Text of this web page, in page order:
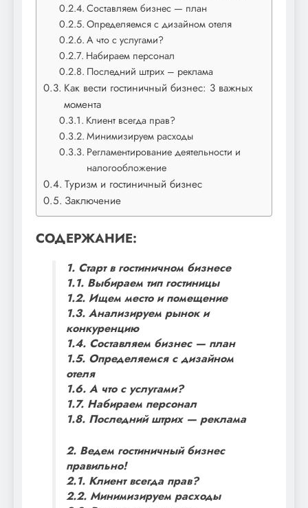
Составляем бизнес — план
Определяемся с дизайном отеля
А что с услугами?
Набираем персонал
Последний штрих – реклама
Как вести гостиничный бизнес: 3 важных
момента
Клиент всегда прав?
Минимизируем расходы
Регламентирование деятельности и
налогообложение
Туризм и гостиничный бизнес
Заключение
СОДЕРЖАНИЕ:
1. Старт в гостиничном бизнесе
1.1. Выбираем тип гостиницы
1.2. Ищем место и помещение
1.3. Анализируем рынок и
конкуренцию
1.4. Составляем бизнес — план
1.5. Определяемся с дизайном
отеля
1.6. А что с услугами?
1.7. Набираем персонал
1.8. Последний штрих — реклама
2. Ведем гостиничный бизнес
правильно!
2.1. Клиент всегда прав?
2.2. Минимизируем расходы